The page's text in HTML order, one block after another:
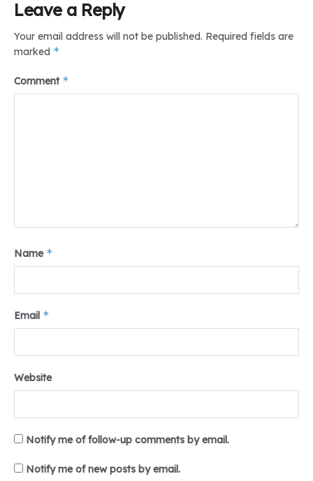
mengapa profesi-profesi lain kita atur dengan ketat, tetapi
mengapa justru begitu longgar untuk syarat pendidikan
pemimpin negara?
Leave a Reply
Your email address will not be published. Required fields are
marked *
Comment *
Name *
Email *
Website
Notify me of follow-up comments by email.
Notify me of new posts by email.